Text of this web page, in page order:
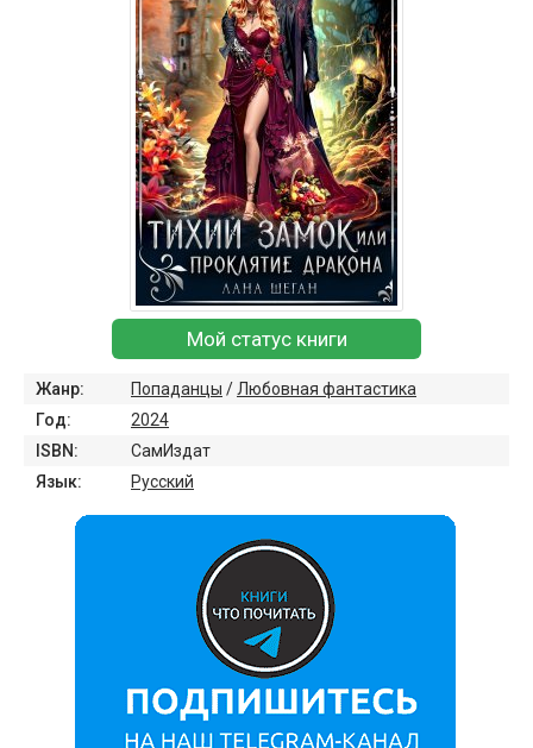
Мой статус книги
Жанр: Попаданцы / Любовная фантастика
Год:
2024
ISBN:
СамИздат
Язык:
Русский